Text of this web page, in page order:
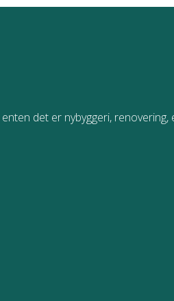
det er nybyggeri, renovering,